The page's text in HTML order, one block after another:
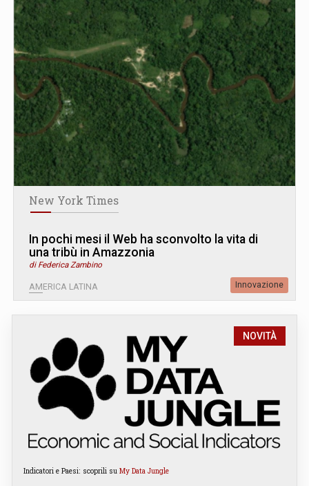
New York Times
In pochi mesi il Web ha sconvolto la vita di
una tribù in Amazzonia
di Federica Zambino
AMERICA LATINA Innovazione
NOVITÀ
Indicatori e Paesi: scoprili su My Data Jungle